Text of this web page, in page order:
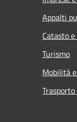
Appalti
Catasto
Turismo
Mobilità